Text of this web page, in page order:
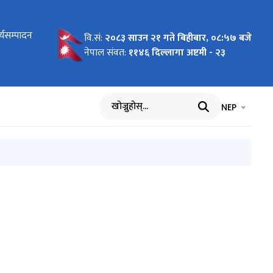
८२भर्ने
भर्नेर
सूचक
वि.सं: २०८३ साउन २१ गते बिहीबार, ०८:५७ बजे
नेपाल संवत: ११४६ दिल्लागा अष्टमी - २३
खोज्नुहोस् भाषा चयन
NEP